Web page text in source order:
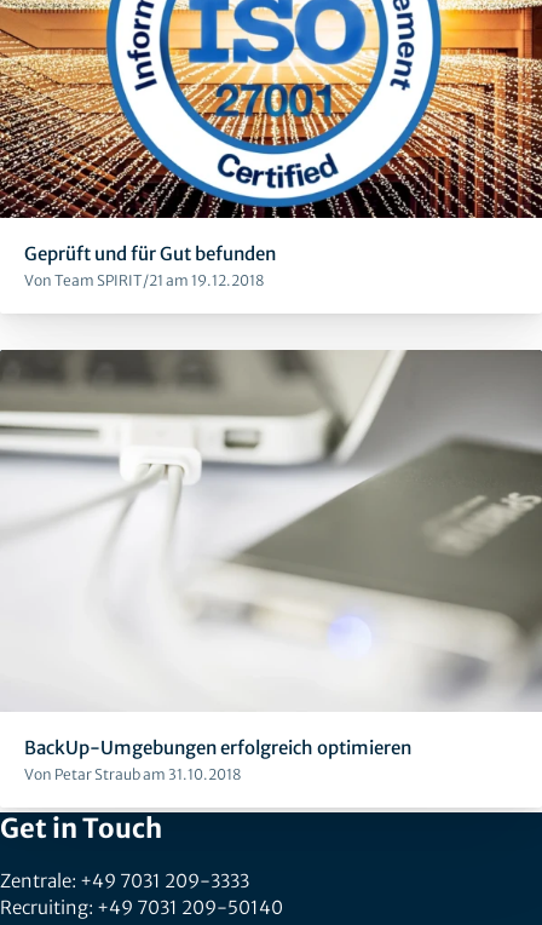
Geprüft und für Gut befunden
Von Team SPIRIT/21 am 19.12.2018
BackUp-Umgebungen erfolgreich optimieren
Von Petar Straub am 31.10.2018
Get in Touch
Zentrale: +49 7031 209-3333
Recruiting: +49 7031 209-50140